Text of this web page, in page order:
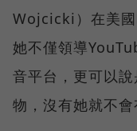
Wojcicki）在美國
她不僅領導
音平台，更可以
物，沒有她就不